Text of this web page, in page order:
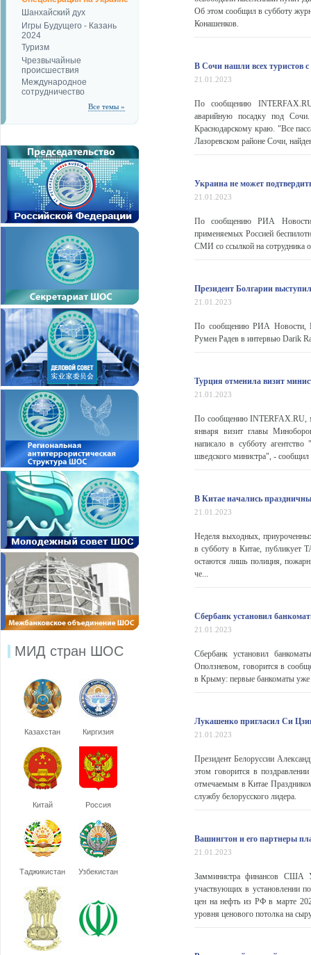
Шанхайский дух
Игры Будущего - Казань
2024
Туризм
Чрезвычайные
происшествия
Международное
сотрудничество
Все темы »
МИД стран ШОС
Казахстан Киргизия
Китай Россия
Таджикистан Узбекистан
Об этом сообщил в субботу
Конашенков.
В Сочи нашли всех туристов
21.01.2023
По сообщению
аварийную посадку под
Краснодарскому краю. "Все
Лазоревском районе Сочи,
Украина не может
21.01.2023
По сообщению РИА Новости,
применяемых Россией
СМИ со ссылкой на сотрудника
Президент Болгарии
21.01.2023
По сообщению РИА Новости,
Румен Радев в интервью Darik
Турция отменила визит
21.01.2023
По сообщению INTERFAX.RU,
января визит главы
написало в субботу
шведского министра", -
В Китае начались
21.01.2023
Неделя выходных,
в субботу в Китае, публикует
остаются лишь полиция,
че...
Сбербанк установил
21.01.2023
Сбербанк установил
Оползневом, говорится в
в Крыму: первые банкоматы уже
Лукашенко пригласил Си
21.01.2023
Президент Белоруссии
этом говорится в
отмечаемым в Китае
службу белорусского лидера.
Вашингтон и его партнеры
21.01.2023
Замминистра финансов США
участвующих в установлении
цен на нефть из РФ в марте
уровня ценового потолка на